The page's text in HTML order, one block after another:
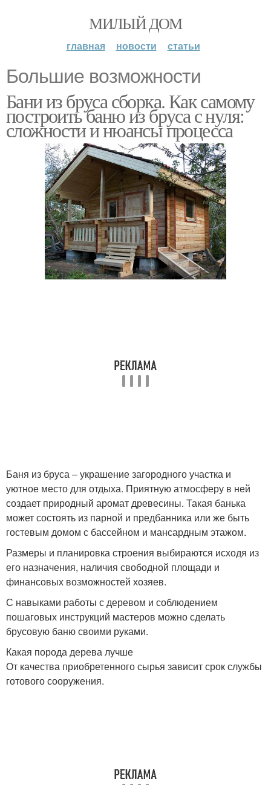
МИЛЫЙ ДОМ
главная новости статьи
Большие возможности
Бани из бруса сборка. Как самому
построить баню из бруса с нуля:
сложности и нюансы процесса
Баня из бруса ‒ украшение загородного участка и
уютное место для отдыха. Приятную атмосферу в ней
создает природный аромат древесины. Такая банька
может состоять из парной и предбанника или же быть
гостевым домом с бассейном и мансардным этажом.
Размеры и планировка строения выбираются исходя из
его назначения, наличия свободной площади и
финансовых возможностей хозяев.
С навыками работы с деревом и соблюдением
пошаговых инструкций мастеров можно сделать
брусовую баню своими руками.
Какая порода дерева лучше
От качества приобретенного сырья зависит срок службы
готового сооружения.